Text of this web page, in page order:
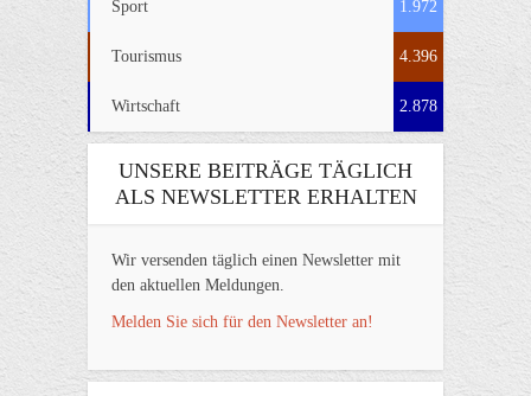
Sport 1.972
Tourismus 4.396
Wirtschaft 2.878
UNSERE BEITRÄGE TÄGLICH
ALS NEWSLETTER ERHALTEN
Wir versenden täglich einen Newsletter mit
den aktuellen Meldungen.
Melden Sie sich für den Newsletter an!